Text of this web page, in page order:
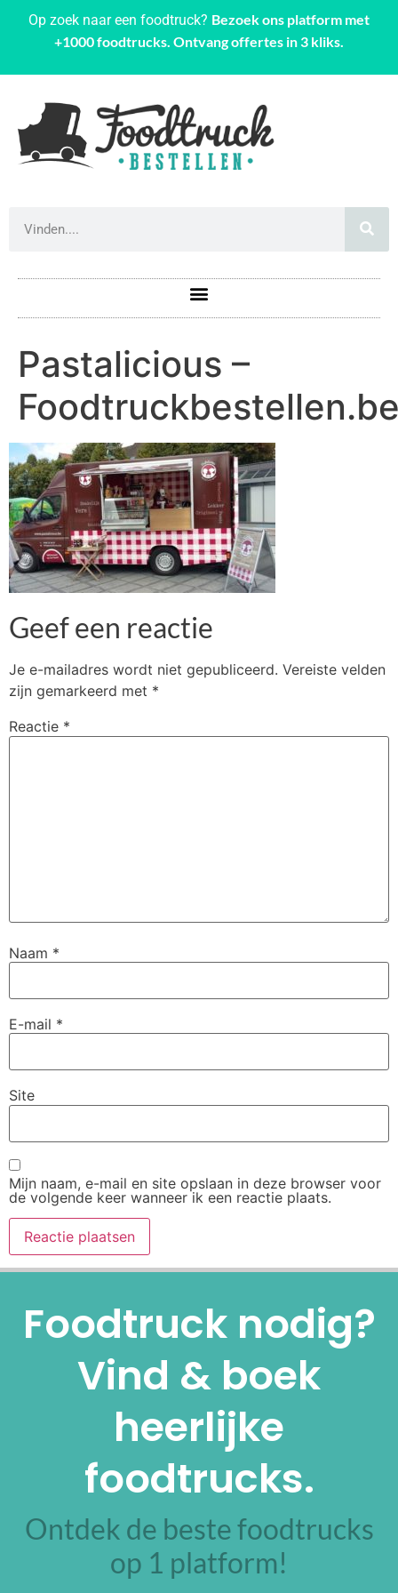
Op zoek naar een foodtruck? Bezoek ons platform met
+1000 foodtrucks. Ontvang offertes in 3 kliks.
Pastalicious –
Geef een reactie
Je e-mailadres wordt niet gepubliceerd. Vereiste velden
zijn gemarkeerd met *
Reactie *
Naam *
E-mail *
Site
Mijn naam, e-mail en site opslaan in deze browser voor
de volgende keer wanneer ik een reactie plaats.
Foodtruck nodig?
Vind & boek
heerlijke
foodtrucks.
Ontdek de beste foodtrucks
op 1 platform!